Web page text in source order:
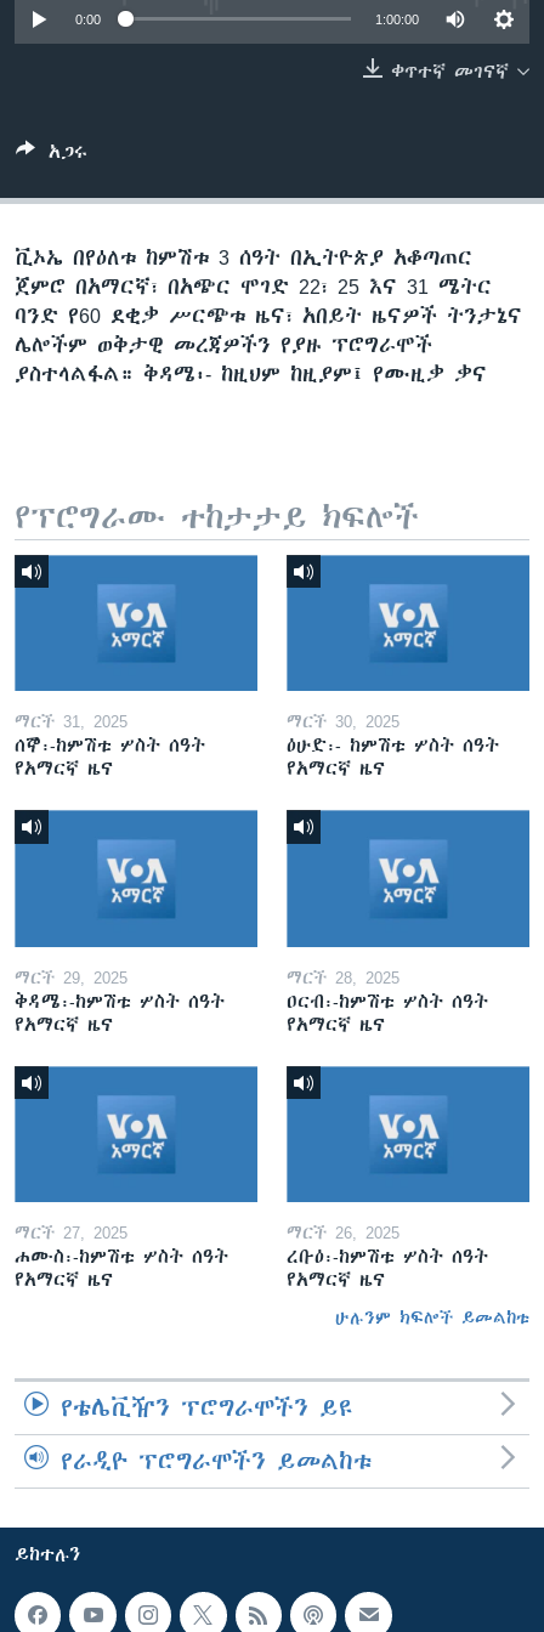
0:00 1:00:00
ቀጥተኛ መገናኛ
አጋሩ
ቪኦኤ በየዕለቱ ከምሽቱ 3 ሰዓት በኢትዮጵያ አቆጣጠር
ጀምሮ በአማርኛ፣ በአጭር ሞገድ 22፣ 25 እና 31 ሜትር
ባንድ የ60 ደቂቃ ሥርጭቱ ዜና፣ አበይት ዜናዎች ትንታኔና
ሌሎችም ወቅታዊ መረጃዎችን የያዙ ፕሮግራሞች
ያስተላልፋል። ቅዳሜ፡- ከዚህም ከዚያም፤ የሙዚቃ ቃና
የፕሮግራሙ ተከታታይ ክፍሎች
ማርች 31, 2025
ሰኞ፡-ከምሽቱ ሦስት ሰዓት
የአማርኛ ዜና
ማርች 30, 2025
ዕሁድ፡- ከምሽቱ ሦስት ሰዓት
የአማርኛ ዜና
ማርች 29, 2025
ቅዳሜ፡-ከምሽቱ ሦስት ሰዓት
የአማርኛ ዜና
ማርች 28, 2025
ዐርብ፡-ከምሽቱ ሦስት ሰዓት
የአማርኛ ዜና
ማርች 27, 2025
ሐሙስ፡-ከምሽቱ ሦስት ሰዓት
የአማርኛ ዜና
ማርች 26, 2025
ረቡዕ፡-ከምሽቱ ሦስት ሰዓት
የአማርኛ ዜና
ሁሉንም ክፍሎች ይመልከቱ
የቴሌቪዥን ፕሮግራሞችን ይዩ
የራዲዮ ፕሮግራሞችን ይመልከቱ
ይከተሉን